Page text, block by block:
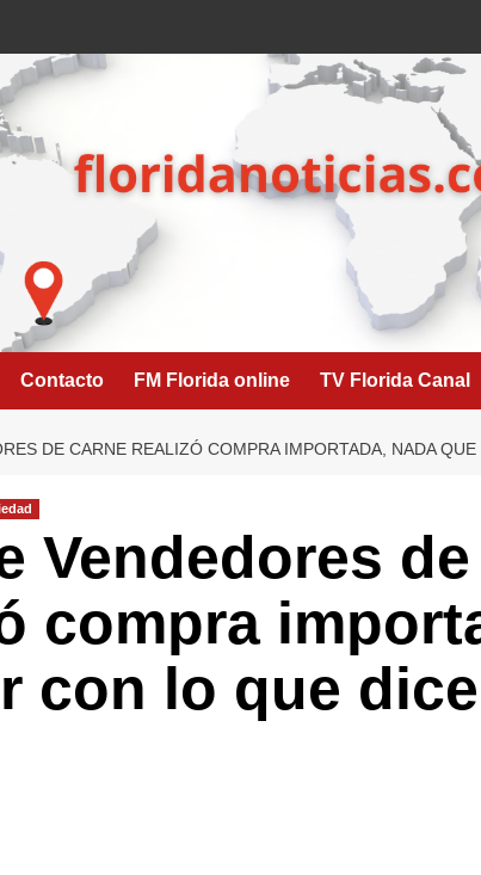
Contacto FM Florida online TV Florida Canal
DE CARNE REALIZÓ COMPRA IMPORTADA, NADA
Vendedores de
compra
con lo que